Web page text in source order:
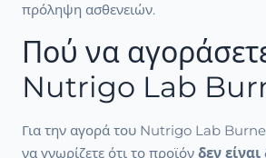
πρόληψη ασθενειών.
Πού να
Nutrigo Lab
Για την αγορά του Nutrigo Lab
να γνωρίζετε ότι το προϊόν δεν